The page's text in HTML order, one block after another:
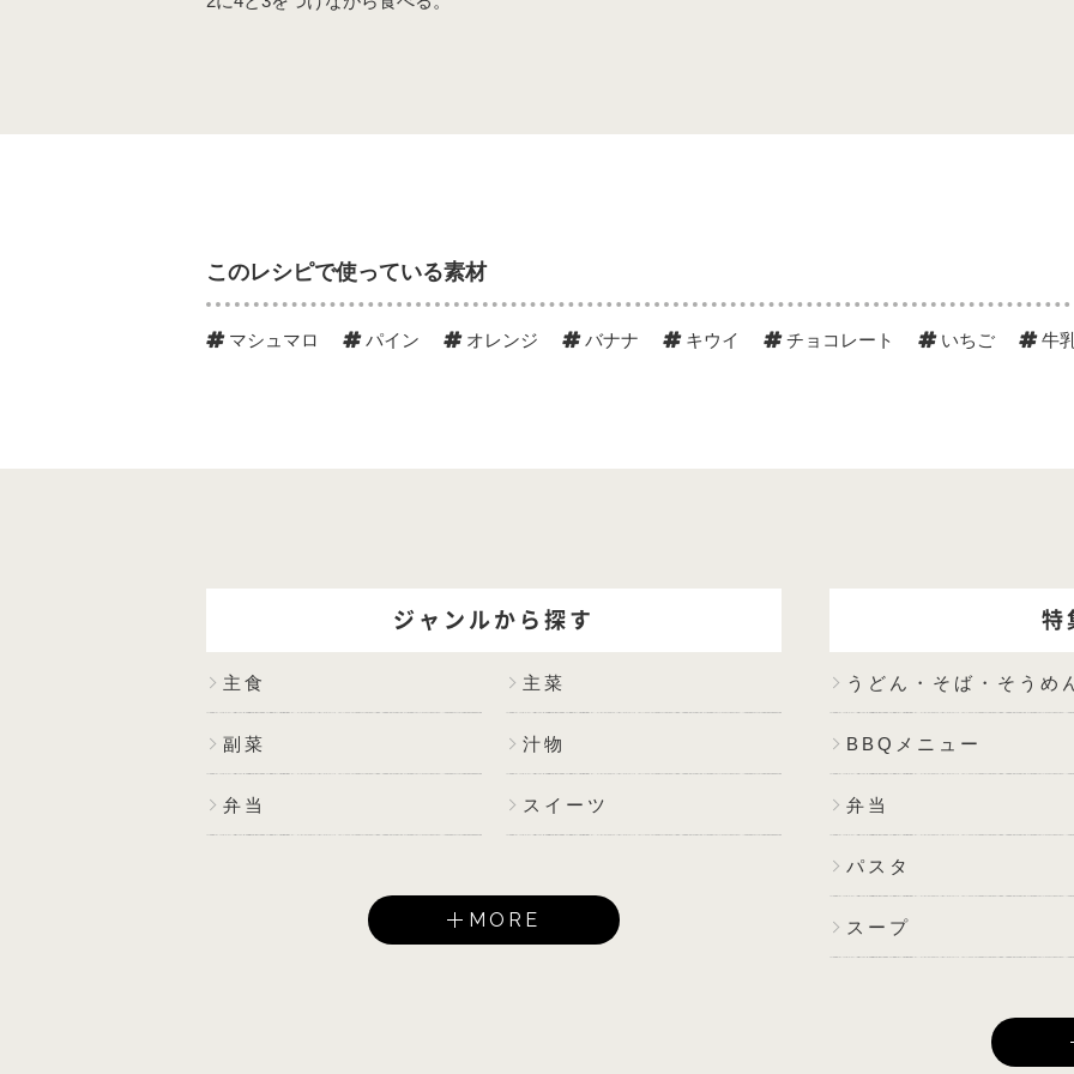
このレシピで使っている素材
マシュマロ パイン オレンジ バナナ キウイ チョコレート いちご 牛
ジャンルから探す
主食 主菜
副菜 汁物
弁当 スイーツ
MORE
特
うどん・そば・そうめ
BBQメニュー
弁当
パスタ
スープ